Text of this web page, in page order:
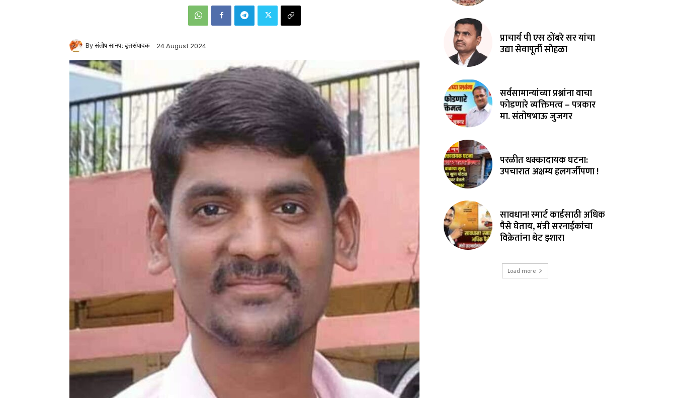
By संतोष सानप: वृत्तसंपादक 24 August 2024 प्राचार्य पी एस ठोंबरे सर यांचा
उद्या सेवापूर्ती सोहळा
सर्वसामान्यांच्या प्रश्नांना वाचा
फोडणारे व्यक्तिमत्व – पत्रकार
मा. संतोषभाऊ जुजगर
परळीत धक्कादायक घटना:
उपचारात अक्षम्य हलगर्जीपणा !
सावधान! स्मार्ट कार्डसाठी अधिक
पैसे घेताय, मंत्री सरनाईकांचा
विक्रेतांना थेट इशारा
Load more